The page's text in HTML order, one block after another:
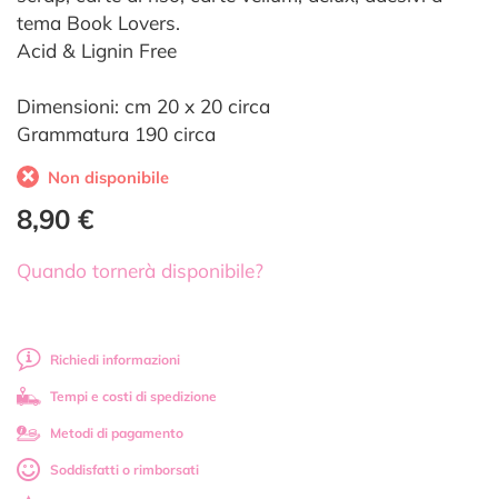
tema Book Lovers.
Acid & Lignin Free
Dimensioni: cm 20 x 20 circa
Grammatura 190 circa
Non disponibile
8,90 €
Quando tornerà disponibile?
Richiedi informazioni
Tempi e costi di spedizione
Metodi di pagamento
Soddisfatti o rimborsati